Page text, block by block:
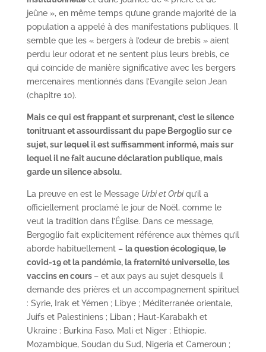
jeûne », en même temps qu’une grande majorité de la
population a appelé à des manifestations publiques. Il
semble que les « bergers à l’odeur de brebis » aient
perdu leur odorat et ne sentent plus leurs brebis, ce
qui coïncide de manière significative avec les bergers
mercenaires mentionnés dans l’Evangile selon Jean
(chapitre 10).
Mais ce qui est frappant et surprenant, c’est le silence
tonitruant et assourdissant du pape Bergoglio sur ce
sujet, sur lequel il est suffisamment informé, mais sur
lequel il ne fait aucune déclaration publique, mais
garde un silence absolu.
La preuve en est le Message Urbi et Orbiqu’il a
officiellement proclamé le jour de Noël, comme le
veut la tradition dans l’Église. Dans ce message,
Bergoglio fait explicitement référence aux thèmes qu’il
aborde habituellement – la question écologique, le
covid-19 et la pandémie, la fraternité universelle, les
vaccins en cours – et aux pays au sujet desquels il
demande des prières et un accompagnement spirituel
: Syrie, Irak et Yémen ; Libye ; Méditerranée orientale,
Juifs et Palestiniens ; Liban ; Haut-Karabakh et
Ukraine : Burkina Faso, Mali et Niger ; Ethiopie,
Mozambique, Soudan du Sud, Nigeria et Cameroun ;